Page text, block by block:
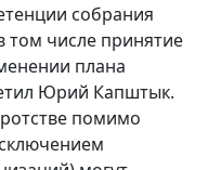
собрания
том числе принятие
плана
Юрий Капштык.
помимо